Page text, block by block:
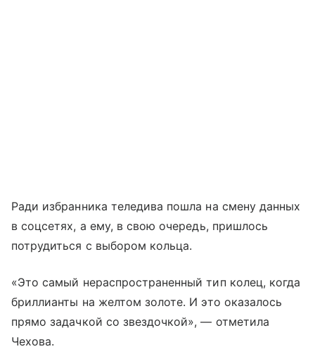
Ради избранника теледива пошла на смену данных
в соцсетях, а ему, в свою очередь, пришлось
потрудиться с выбором кольца.
«Это самый нераспространенный тип колец, когда
бриллианты на желтом золоте. И это оказалось
прямо задачкой со звездочкой», — отметила
Чехова.